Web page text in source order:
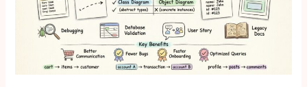
pomocą
diagramów
obiektów